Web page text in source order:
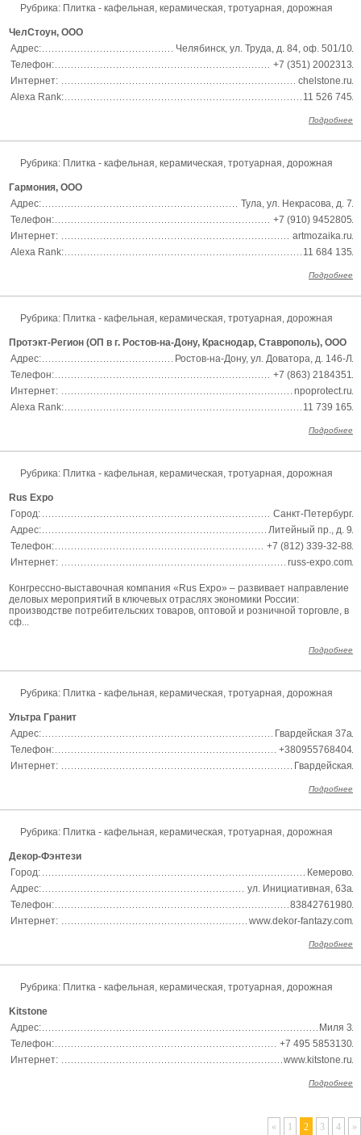
Рубрика: Плитка - кафельная, керамическая, тротуарная, дорожная
ЧелСтоун, ООО
Адрес:
Челябинск, ул. Труда, д. 84, оф. 501/10
Телефон:
+7 (351) 2002313
Интернет:
chelstone.ru
Alexa Rank:
11 526 745
Подробнее
Рубрика: Плитка - кафельная, керамическая, тротуарная, дорожная
Гармония, ООО
Адрес:
Тула, ул. Некрасова, д. 7
Телефон:
+7 (910) 9452805
Интернет:
artmozaika.ru
Alexa Rank:
11 684 135
Подробнее
Рубрика: Плитка - кафельная, керамическая, тротуарная, дорожная
Протэкт-Регион (ОП в г. Ростов-на-Дону, Краснодар, Ставрополь), ООО
Адрес:
Ростов-на-Дону, ул. Доватора, д. 146-Л
Телефон:
+7 (863) 2184351
Интернет:
npoprotect.ru
Alexa Rank:
11 739 165
Подробнее
Рубрика: Плитка - кафельная, керамическая, тротуарная, дорожная
Rus Expo
Город:
Санкт-Петербург
Адрес:
Литейный пр., д. 9
Телефон:
+7 (812) 339-32-88
Интернет:
russ-expo.com
Конгрессно-выставочная компания «Rus Expo» – развивает направление
деловых мероприятий в ключевых отраслях экономики России:
производстве потребительских товаров, оптовой и розничной торговле, в
сф...
Подробнее
Рубрика: Плитка - кафельная, керамическая, тротуарная, дорожная
Ультра Гранит
Адрес:
Гвардейская 37а
Телефон:
+380955768404
Интернет:
Гвардейская
Подробнее
Рубрика: Плитка - кафельная, керамическая, тротуарная, дорожная
Декор-Фэнтези
Город:
Кемерово
Адрес:
ул. Инициативная, 63а
Телефон:
83842761980
Интернет:
www.dekor-fantazy.com
Подробнее
Рубрика: Плитка - кафельная, керамическая, тротуарная, дорожная
Kitstone
Адрес:
Миля 3
Телефон:
+7 495 5853130
Интернет:
www.kitstone.ru
Подробнее
« 1 2 3 4 »